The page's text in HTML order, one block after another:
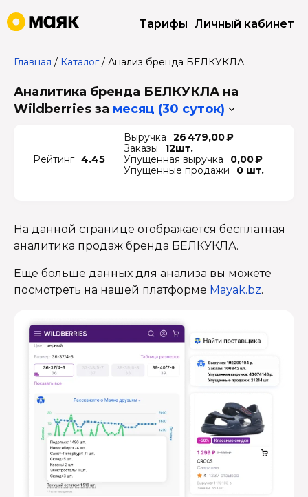
Тарифы Личный кабинет
Главная / Каталог/ Анализ бренда БЕЛКУКЛА
Аналитика бренда БЕЛКУКЛА на
Wildberries за месяц (30 суток)
Рейтинг 4.45
Выручка
26 479,00 ₽
Заказы
12шт.
Упущенная выручка
0,00 ₽
Упущенные продажи
0 шт.
На данной странице отображается бесплатная
аналитика продаж бренда БЕЛКУКЛА.
Еще больше данных для анализа вы можете
посмотреть на нашей платформе Mayak.bz.